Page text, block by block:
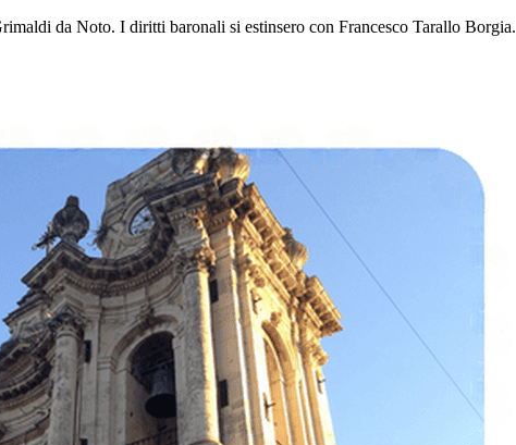
da Noto. I diritti baronali si estinsero con Francesco Tarallo Borgia.